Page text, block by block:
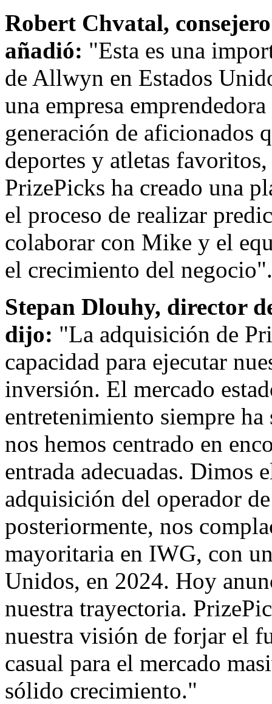
Robert Chvatal,
añadió: "Esta es una
de Allwyn en Estados
una empresa
generación de aficionados
deportes y atletas
PrizePicks ha creado una
el proceso de realizar
colaborar con Mike y el
el crecimiento del negocio".
Stepan Dlouhy, director
dijo: "La adquisición de
capacidad para ejecutar
inversión. El mercado
entretenimiento siempre
nos hemos centrado en
entrada adecuadas. Dimos
adquisición del operador
posteriormente, nos
mayoritaria en IWG, con
Unidos, en 2024. Hoy
nuestra trayectoria.
nuestra visión de forjar el
casual para el mercado
sólido crecimiento."